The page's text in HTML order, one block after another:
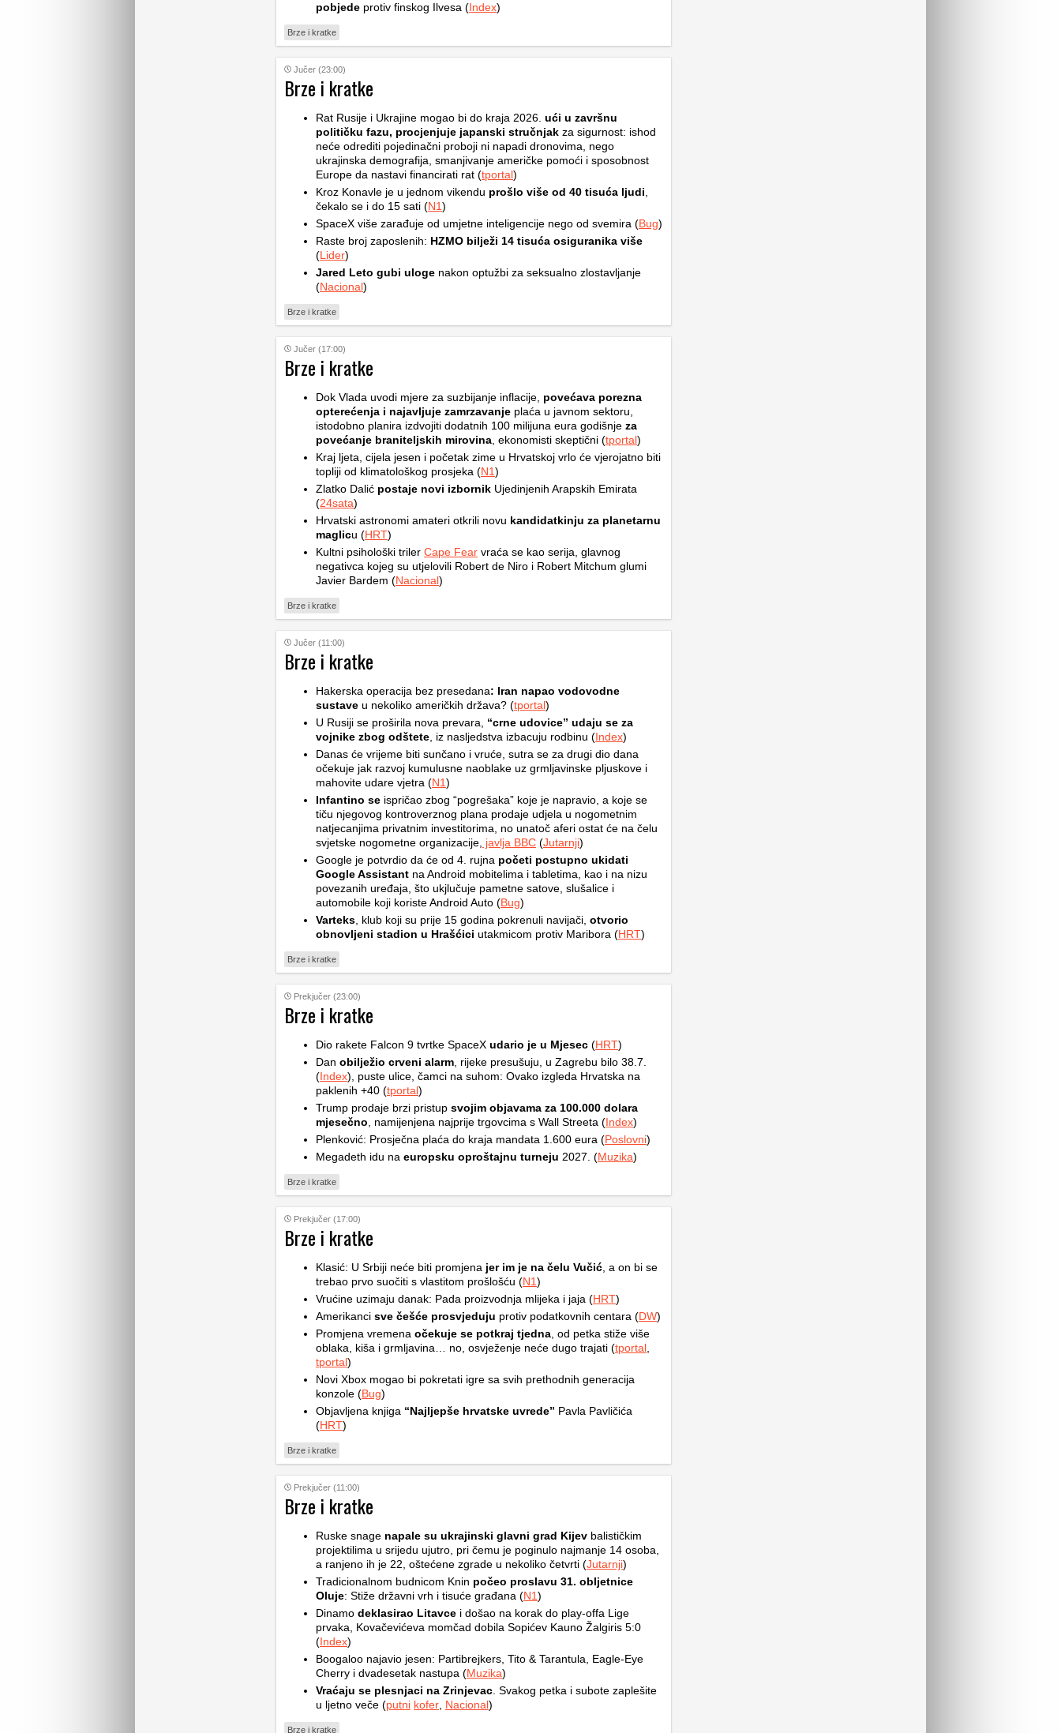
pobjede protiv finskog Ilvesa (Index)
Brze i kratke
Jučer (23:00)
Brze i kratke
Rat Rusije i Ukrajine mogao bi do kraja 2026. ući u završnu
političku fazu, procjenjuje japanski stručnjak za sigurnost: ishod
neće odrediti pojedinačni proboji ni napadi dronovima, nego
ukrajinska demografija, smanjivanje američke pomoći i sposobnost
Europe da nastavi financirati rat (tportal)
Kroz Konavle je u jednom vikendu prošlo više od 40 tisuća ljudi
čekalo se i do 15 sati (N1)
SpaceX više zarađuje od umjetne inteligencije nego od svemira (Bug)
Raste broj zaposlenih: HZMO bilježi 14 tisuća osiguranika više
(Lider)
Jared Leto gubi uloge nakon optužbi za seksualno zlostavljanje
(Nacional)
Brze i kratke
Jučer (17:00)
Brze i kratke
Dok Vlada uvodi mjere za suzbijanje inflacije, povećava porezna
opterećenja i najavljuje zamrzavanje plaća u javnom sektoru,
istodobno planira izdvojiti dodatnih 100 milijuna eura godišnje za
povećanje braniteljskih mirovina , ekonomisti skeptični (tportal)
Kraj ljeta, cijela jesen i početak zime u Hrvatskoj vrlo će vjerojatno biti
topliji od klimatološkog prosjeka (N1)
Zlatko Dalić postaje novi izbornik Ujedinjenih Arapskih Emirata
(24sata)
Hrvatski astronomi amateri otkrili novu kandidatkinju za planetarnu
maglicu (HRT)
Kultni psihološki triler Cape Fear vraća se kao serija, glavnog
negativca kojeg su utjelovili Robert de Niro i Robert Mitchum glumi
Javier Bardem (Nacional)
Brze i kratke
Jučer (11:00)
Brze i kratke
Hakerska operacija bez presedana: Iran napao vodovodne
sustave u nekoliko američkih država? (tportal)
U Rusiji se proširila nova prevara, “crne udovice” udaju se za
vojnike zbog odštete , iz nasljedstva izbacuju rodbinu (Index)
Danas će vrijeme biti sunčano i vruće, sutra se za drugi dio dana
očekuje jak razvoj kumulusne naoblake uz grmljavinske pljuskove i
mahovite udare vjetra (N1)
Infantino se ispričao zbog “pogrešaka” koje je napravio, a koje se
tiču njegovog kontroverznog plana prodaje udjela u nogometnim
natjecanjima privatnim investitorima, no unatoč aferi ostat će na čelu
svjetske nogometne organizacije, javlja BBC (Jutarnji)
Google je potvrdio da će od 4. rujna početi postupno ukidati
Google Assistant na Android mobitelima i tabletima, kao i na nizu
povezanih uređaja, što ukjlučuje pametne satove, slušalice i
automobile koji koriste Android Auto (Bug)
Varteks , klub koji su prije 15 godina pokrenuli navijači, otvorio
obnovljeni stadion u Hrašćici utakmicom protiv Maribora (HRT)
Brze i kratke
Prekjučer (23:00)
Brze i kratke
Dio rakete Falcon 9 tvrtke SpaceX udario je u Mjesec (HRT)
Dan obilježio crveni alarm , rijeke presušuju, u Zagrebu bilo 38.7.
(Index), puste ulice, čamci na suhom: Ovako izgleda Hrvatska na
paklenih +40 (tportal)
Trump prodaje brzi pristup svojim objavama za 100.000 dolara
mjesečno , namijenjena najprije trgovcima s Wall Streeta (Index)
Plenković: Prosječna plaća do kraja mandata 1.600 eura (Poslovni)
Megadeth idu na europsku oproštajnu turneju 2027. (Muzika)
Brze i kratke
Prekjučer (17:00)
Brze i kratke
Klasić: U Srbiji neće biti promjena jer im je na čelu Vučić , a on bi se
trebao prvo suočiti s vlastitom prošlošću (N1)
Vrućine uzimaju danak: Pada proizvodnja mlijeka i jaja (HRT)
Amerikanci sve češće prosvjeduju protiv podatkovnih centara (DW)
Promjena vremena očekuje se potkraj tjedna , od petka stiže više
oblaka, kiša i grmljavina… no, osvježenje neće dugo trajati (tportal
tportal)
Novi Xbox mogao bi pokretati igre sa svih prethodnih generacija
konzole (Bug)
Objavljena knjiga “Najljepše hrvatske uvrede” Pavla Pavličića
(HRT)
Brze i kratke
Prekjučer (11:00)
Brze i kratke
Ruske snage napale su ukrajinski glavni grad Kijev balističkim
projektilima u srijedu ujutro, pri čemu je poginulo najmanje 14 osoba,
a ranjeno ih je 22, oštećene zgrade u nekoliko četvrti (Jutarnji)
Tradicionalnom budnicom Knin počeo proslavu 31. obljetnice
Oluje: Stiže državni vrh i tisuće građana (N1)
Dinamo deklasirao Litavce i došao na korak do play-offa Lige
prvaka, Kovačevićeva momčad dobila Sopićev Kauno Žalgiris 5:0
(Index)
Boogaloo najavio jesen: Partibrejkers, Tito & Tarantula, Eagle-Eye
Cherry i dvadesetak nastupa (Muzika)
Vraćaju se plesnjaci na Zrinjevac . Svakog petka i subote zaplešite
u ljetno veče (putni kofer Nacional)
Brze i kratke